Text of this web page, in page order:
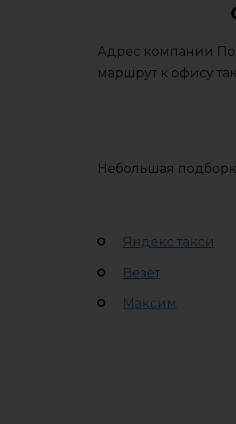
Адрес компании
маршрут к офису
Небольшая
Яндекс такси
Везёт
Максим